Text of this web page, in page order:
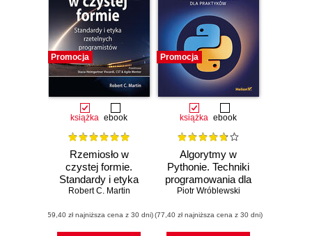
Promocja
książka ebook
Rzemiosło w
czystej formie.
Standardy i etyka
rzetelnych
Robert C. Martin
(59,40 zł najniższa cena z 30 dni)
Promocja
książka ebook
Algorytmy w
Pythonie. Techniki
programowania dla
praktyków
Piotr Wróblewski
(77,40 zł najniższa cena z 30 dni)